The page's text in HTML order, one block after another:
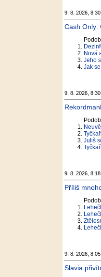
9. 8. 2026, 8:30
Cash Only:
Nová
Jeho
Jak
9. 8. 2026, 8:30
Juliš
9. 8. 2026, 8:18
Příliš
9. 8. 2026, 8:05
Slavia